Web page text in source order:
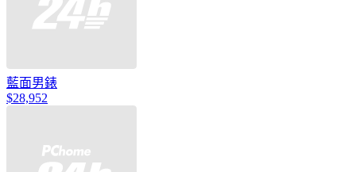
藍面男錶
$28,952